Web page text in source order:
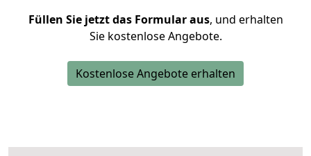
Füllen Sie jetzt das Formular aus, und erhalten
Sie kostenlose Angebote.
Kostenlose Angebote erhalten